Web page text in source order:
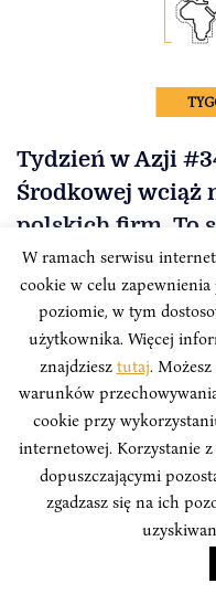
Tydzień w Azji
Środkowej wciąż
polskich firm. To
Przegląd Tygodnia w
informacji ze świata
azjatyckich
analityków Instytutu
Towarzystwem
W ramach serwisu
cookie w celu
poziomie, w tym
użytkownika. Więcej
znajdziesz tutaj.
warunków
cookie przy
internetowej. Korzystanie
dopuszczającymi
zgadzasz się na ich